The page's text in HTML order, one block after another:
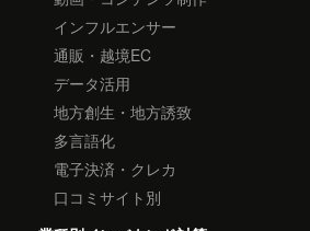
インフルエンサー
通販・越境EC
データ活用
地方創生・地方誘致
多言語化
電子決済・クレカ
口コミサイト別